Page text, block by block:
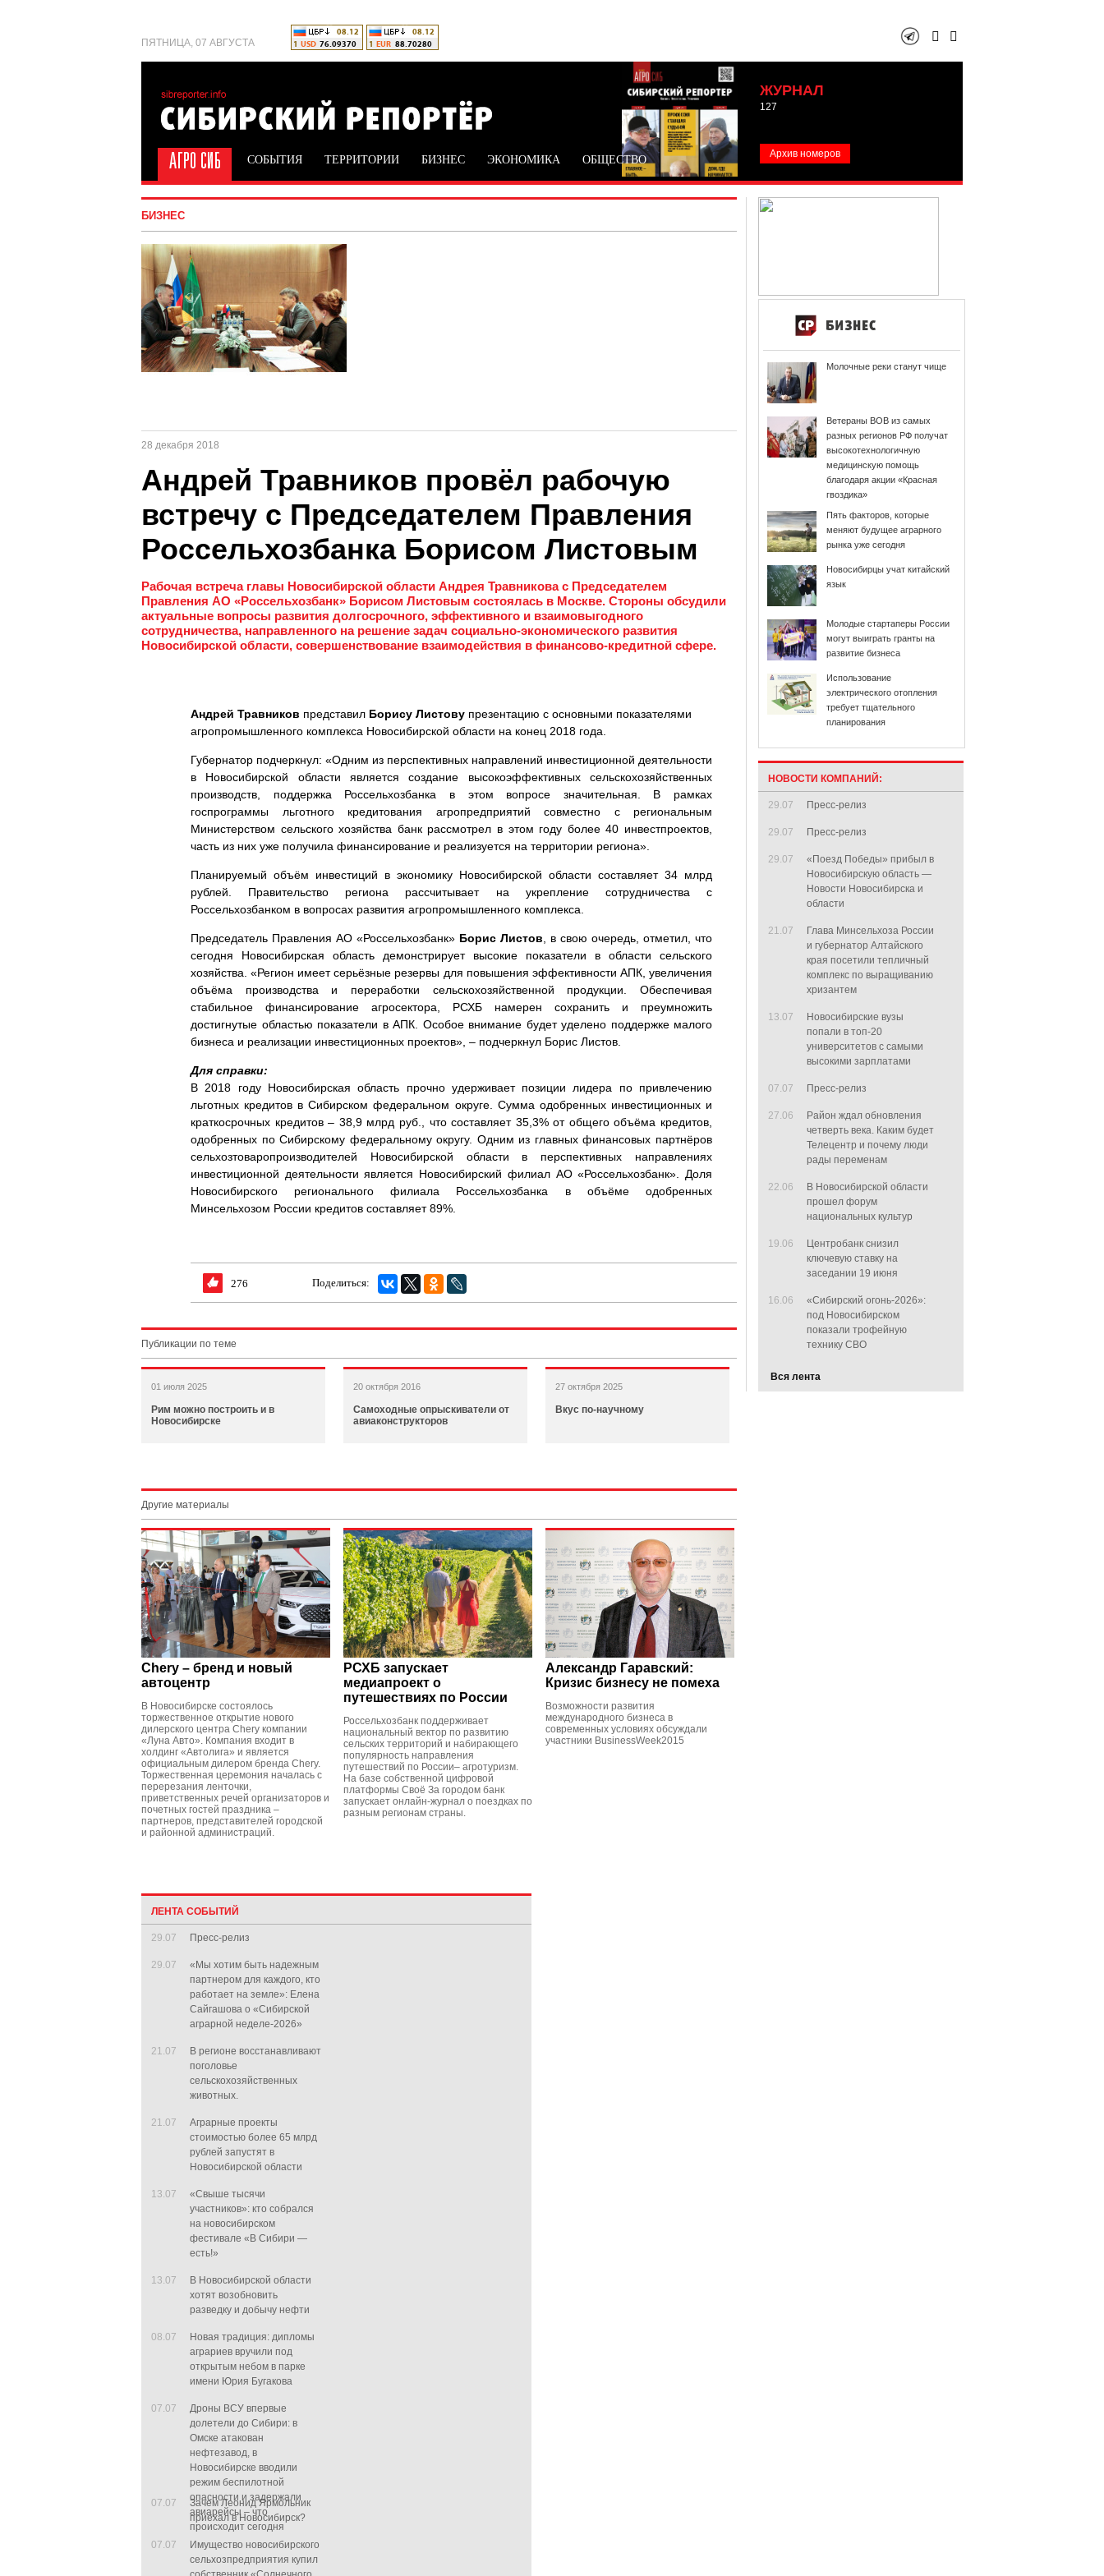
ПЯТНИЦА, 07 АВГУСТА
ЖУРНАЛ
127
Архив номеров
СОБЫТИЯ ТЕРРИТОРИИ БИЗНЕС ЭКОНОМИКА ОБЩЕСТВО
БИЗНЕС
28 декабря 2018
Андрей Травников провёл рабочую
встречу с Председателем Правления
Россельхозбанка Борисом Листовым
Рабочая встреча главы Новосибирской области Андрея Травникова с Председателем
Правления АО «Россельхозбанк» Борисом Листовым состоялась в Москве. Стороны обсудили
актуальные вопросы развития долгосрочного, эффективного и взаимовыгодного
сотрудничества, направленного на решение задач социально-экономического развития
Новосибирской области, совершенствование взаимодействия в финансово-кредитной сфере.
Андрей Травников представил Борису Листову презентацию с основными показателями
агропромышленного комплекса Новосибирской области на конец 2018 года.
Губернатор подчеркнул: «Одним из перспективных направлений инвестиционной деятельности
в Новосибирской области является создание высокоэффективных сельскохозяйственных
производств, поддержка Россельхозбанка в этом вопросе значительная. В рамках
госпрограммы льготного кредитования агропредприятий совместно с региональным
Министерством сельского хозяйства банк рассмотрел в этом году более 40 инвестпроектов,
часть из них уже получила финансирование и реализуется на территории региона».
Планируемый объём инвестиций в экономику Новосибирской области составляет 34 млрд
рублей. Правительство региона рассчитывает на укрепление сотрудничества с
Россельхозбанком в вопросах развития агропромышленного комплекса.
Председатель Правления АО «Россельхозбанк» Борис Листов , в свою очередь, отметил, что
сегодня Новосибирская область демонстрирует высокие показатели в области сельского
хозяйства. «Регион имеет серьёзные резервы для повышения эффективности АПК, увеличения
объёма производства и переработки сельскохозяйственной продукции. Обеспечивая
стабильное финансирование агросектора, РСХБ намерен сохранить и преумножить
достигнутые областью показатели в АПК. Особое внимание будет уделено поддержке малого
бизнеса и реализации инвестиционных проектов», – подчеркнул Борис Листов.
Для справки:
В 2018 году Новосибирская область прочно удерживает позиции лидера по привлечению
льготных кредитов в Сибирском федеральном округе. Сумма одобренных инвестиционных и
краткосрочных кредитов – 38,9 млрд руб., что составляет 35,3% от общего объёма кредитов,
одобренных по Сибирскому федеральному округу. Одним из главных финансовых партнёров
сельхозтоваропроизводителей Новосибирской области в перспективных направлениях
инвестиционной деятельности является Новосибирский филиал АО «Россельхозбанк». Доля
Новосибирского регионального филиала Россельхозбанка в объёме одобренных
Минсельхозом России кредитов составляет 89%.
276 Поделиться:
Публикации по теме
01 июля 2025
Рим можно построить и в
Новосибирске
20 октября 2016
Самоходные опрыскиватели от
авиаконструкторов
27 октября 2025
Вкус по-научному
Другие материалы
Chery – бренд и новый
автоцентр
В Новосибирске состоялось
торжественное открытие нового
дилерского центра Chery компании
«Луна Авто». Компания входит в
холдинг «Автолига» и является
официальным дилером бренда Chery.
Торжественная церемония началась с
перерезания ленточки,
приветственных речей организаторов и
почетных гостей праздника –
партнеров, представителей городской
и районной администраций.
РСХБ запускает
медиапроект о
путешествиях по России
Россельхозбанк поддерживает
национальный вектор по развитию
сельских территорий и набирающего
популярность направления
путешествий по России– агротуризм.
На базе собственной цифровой
платформы Своё За городом банк
запускает онлайн-журнал о поездках по
разным регионам страны.
Александр Гаравский:
Кризис бизнесу не помеха
Возможности развития
международного бизнеса в
современных условиях обсуждали
участники BusinessWeek2015
ЛЕНТА СОБЫТИЙ
29.07 Пресс-релиз
29.07
«Мы хотим быть надежным
партнером для каждого, кто
работает на земле»: Елена
Сайгашова о «Сибирской
аграрной неделе-2026»
21.07
В регионе восстанавливают
поголовье
сельскохозяйственных
животных.
21.07
Аграрные проекты
стоимостью более 65 млрд
рублей запустят в
Новосибирской области
13.07
«Свыше тысячи
участников»: кто собрался
на новосибирском
фестивале «В Сибири —
есть!»
13.07
В Новосибирской области
хотят возобновить
разведку и добычу нефти
08.07
Новая традиция: дипломы
аграриев вручили под
открытым небом в парке
имени Юрия Бугакова
07.07
Дроны ВСУ впервые
долетели до Сибири: в
Омске атакован
нефтезавод, в
Новосибирске вводили
режим беспилотной
опасности и задержали
авиарейсы – что
происходит сегодня
07.07
Зачем Леонид Ярмольник
приехал в Новосибирск?
07.07
Имущество новосибирского
сельхозпредприятия купил
Молочные реки станут чище
Ветераны ВОВ из самых
разных регионов РФ получат
высокотехнологичную
медицинскую помощь
благодаря акции «Красная
гвоздика»
Пять факторов, которые
меняют будущее аграрного
рынка уже сегодня
Новосибирцы учат китайский
язык
Молодые стартаперы России
могут выиграть гранты на
развитие бизнеса
Использование
электрического отопления
требует тщательного
планирования
НОВОСТИ КОМПАНИЙ:
29.07 Пресс-релиз
29.07 Пресс-релиз
29.07
«Поезд Победы» прибыл в
Новосибирскую область —
Новости Новосибирска и
области
21.07
Глава Минсельхоза России
и губернатор Алтайского
края посетили тепличный
комплекс по выращиванию
хризантем
13.07
Новосибирские вузы
попали в топ-20
университетов с самыми
высокими зарплатами
07.07 Пресс-релиз
27.06
Район ждал обновления
четверть века. Каким будет
Телецентр и почему люди
рады переменам
22.06
В Новосибирской области
прошел форум
национальных культур
19.06
Центробанк снизил
ключевую ставку на
заседании 19 июня
16.06
«Сибирский огонь-2026»:
под Новосибирском
показали трофейную
технику СВО
Вся лента